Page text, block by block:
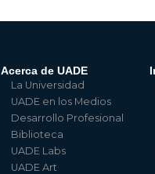
Acerca de UADE
La Universidad
UADE en los Medios
Desarrollo Profesional
Biblioteca
UADE Labs
UADE Art